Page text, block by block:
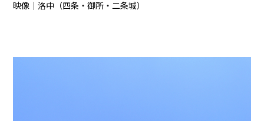
映像｜洛中（四条・御所・二条城）